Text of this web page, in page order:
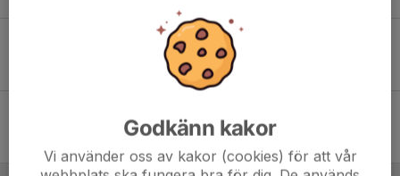
Täby FK - Djurgårdens IF FF P2014-1
Erikslunds bollplan
Järvastadens IPGodkänn kakor
Vi använder oss av kakor (cookies) för att vår